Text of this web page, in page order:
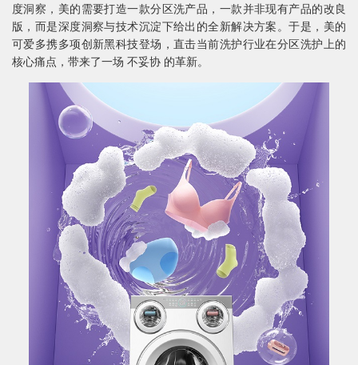
度洞察，美的需要打造一款分区洗产品，一款并非现有产品的改良
版，而是深度洞察与技术沉淀下给出的全新解决方案。于是，美的
可爱多携多项创新黑科技登场，直击当前洗护行业在分区洗护上的
核心痛点，带来了一场 不妥协 的革新。